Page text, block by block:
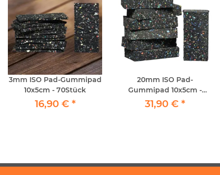
3mm ISO Pad-Gummipad
10x5cm - 70Stück
16,90 € *
20mm ISO Pad-
Gummipad 10x5cm -
70Stück
31,90 € *